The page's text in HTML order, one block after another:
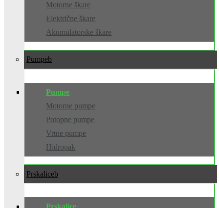
Motorne škare
Električne škare
Akumulatorske škare
Pumpe
Pumpe
Motorne pumpe
Potopne pumpe
Vrtne pumpe
Hidropak
Prskalice